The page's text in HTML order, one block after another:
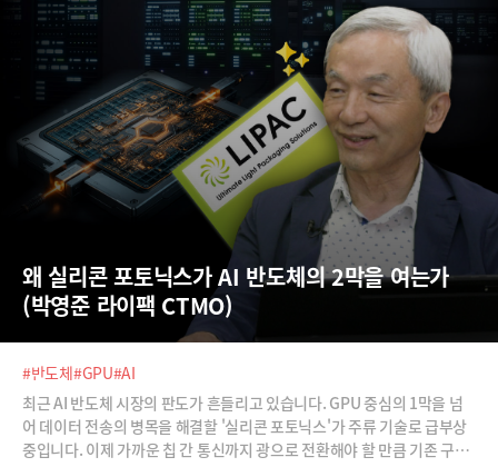
왜 실리콘 포토닉스가 AI 반도체의 2막을 여는가
(박영준 라이팩 CTMO)
#반도체#GPU#AI
최근 AI 반도체 시장의 판도가 흔들리고 있습니다. GPU 중심의 1막을 넘
어 데이터 전송의 병목을 해결할 '실리콘 포토닉스'가 주류 기술로 급부상
중입니다. 이제 가까운 칩 간 통신까지 광으로 전환해야 할 만큼 기존 구리